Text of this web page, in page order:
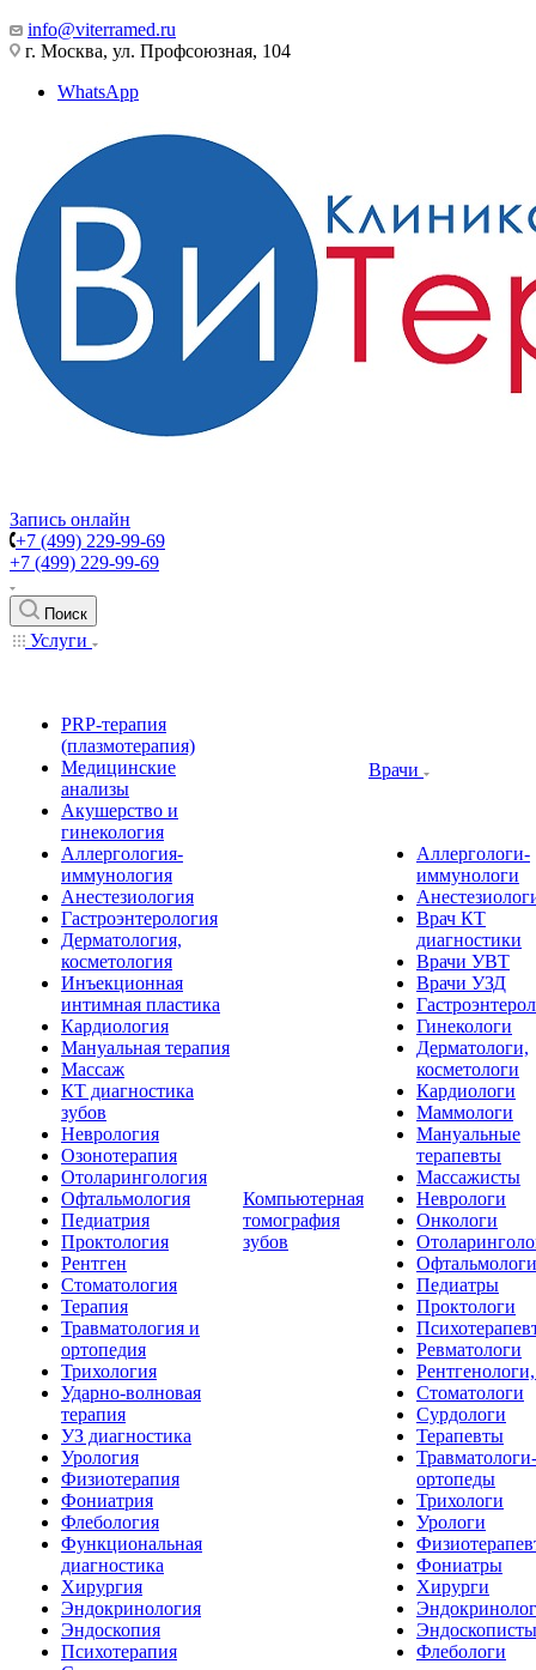
info@viterramed.ru
г. Москва, ул. Профсоюзная, 104
WhatsApp
Запись онлайн
+7 (499) 229-99-69
+7 (499) 229-99-69
Поиск
Услуги
PRP-терапия
(плазмотерапия)
Медицинские
анализы
Акушерство и
гинекология
Аллергология-
иммунология
Анестезиология
Гастроэнтерология
Дерматология,
косметология
Инъекционная
интимная пластика
Кардиология
Мануальная терапия
Массаж
КТ диагностика
зубов
Неврология
Озонотерапия
Отоларингология
Офтальмология
Педиатрия
Проктология
Рентген
Стоматология
Терапия
Травматология и
ортопедия
Трихология
Ударно-волновая
терапия
УЗ диагностика
Урология
Физиотерапия
Фониатрия
Флебология
Функциональная
диагностика
Хирургия
Эндокринология
Эндоскопия
Психотерапия
Компьютерная
томография
зубов
Врачи
Аллергологи-
иммунологи
Врач КТ
диагностики
Врачи УВТ
Врачи УЗД
Гинекологи
Дерматологи,
косметологи
Кардиологи
Маммологи
Мануальные
терапевты
Массажисты
Неврологи
Онкологи
Офтальмологи
Педиатры
Проктологи
Ревматологи
Стоматологи
Сурдологи
Терапевты
Травматологи-
ортопеды
Трихологи
Урологи
Фониатры
Хирурги
Эндоскописты
Флебологи